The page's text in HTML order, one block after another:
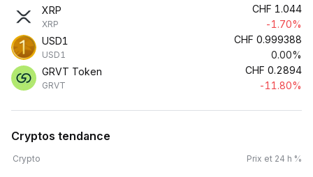
XRP
XRP
CHF 1.044
-1.70%
USD1
USD1
CHF 0.999388
0.00%
GRVT Token
GRVT
CHF 0.2894
-11.80%
Cryptos tendance
Crypto Prix et 24 h %